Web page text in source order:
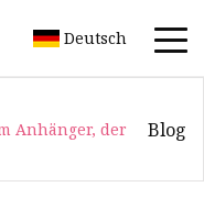
Deutsch
Anhänger, der
Blog